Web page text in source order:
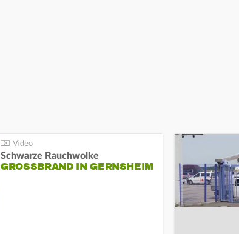
Schwarze Rauchwolke
GROSSBRAND IN GERNSHEIM